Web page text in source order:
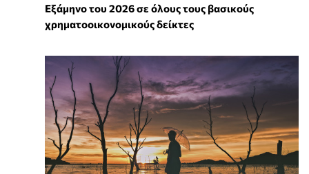
Εξάμηνο του 2026 σε όλους τους βασικούς
χρηματοοικονομικούς δείκτες